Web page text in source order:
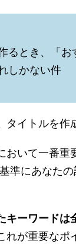
るとき、「
しかない件
タイトルを作
おいて一番重
準にあなた
キーワードは
れが重要なポ